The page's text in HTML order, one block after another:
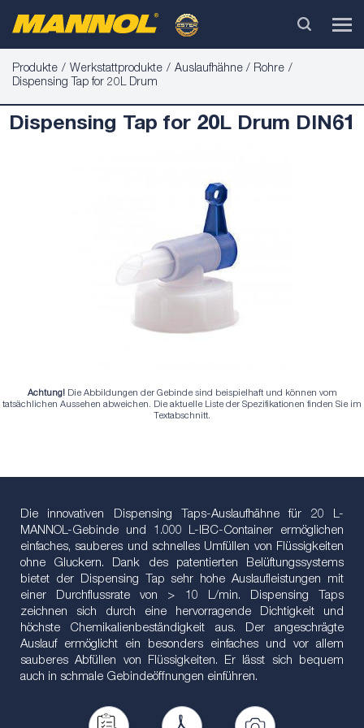
Produkte Werkstattprodukte
Auslaufhähne / Rohre
Dispensing Tap for 20L Drum
Dispensing Tap for 20L Drum DIN61
Achtung! Die Abbildungen der Gebinde sind beispielhaft und können vom
tatsächlichen Aussehen abweichen. Die aktuelle Liste der Spezifikationen finden Sie im
Textabschnitt.
Die innovativen Dispensing Taps-Auslaufhähne für 20 L-
MANNOL-Gebinde und 1.000 L-IBC-Container ermöglichen
einfaches, sauberes und schnelles Umfüllen von Flüssigkeiten
ohne Gluckern. Dank des patentierten Belüftungssystems
bietet der Dispensing Tap sehr hohe Auslaufleistungen mit
einer Durchflussrate von > 10 L/min. Dispensing Taps
zeichnen sich durch eine hervorragende Dichtigkeit und
höchste Chemikalienbeständigkeit aus. Der angeschrägte
Auslauf ermöglicht ein besonders einfaches und vor allem
sauberes Abfüllen von Flüssigkeiten. Er lässt sich bequem
auch in schmale Gebindeöffnungen einführen.